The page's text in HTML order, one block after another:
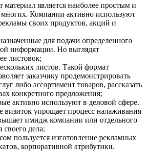
материал является наиболее простым и
Компании активно используют
своих продуктов, акций и
для подачи определенного
информации. Но выглядят
листовок;
листов. Такой формат
заказчику продемонстрировать
либо ассортимент товаров, рассказать
конкретного предложения;
активно используют в деловой сфере.
визиток упрощает процесс налаживания
имидж компании или отдельного
своего дела;
пользуется изготовление рекламных
корпоративной атрибутики.